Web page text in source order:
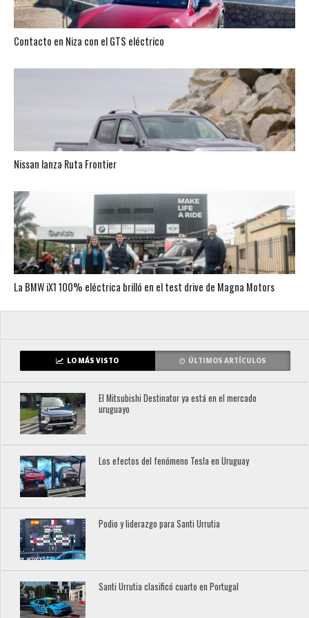
Contacto en Niza con el GTS eléctrico
Nissan lanza Ruta Frontier
La BMW iX1 100% eléctrica brilló en el test drive de Magna Motors
LO MÁS VISTO ÚLTIMOS ARTÍCULOS
El Mitsubishi Destinator ya está en el mercado
uruguayo
Los efectos del fenómeno Tesla en Uruguay
Podio y liderazgo para Santi Urrutia
Santi Urrutia clasificó cuarto en Portugal